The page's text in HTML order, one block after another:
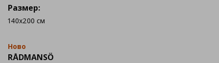
Ново
RÅDMANSÖ
Размер:
140x200 см